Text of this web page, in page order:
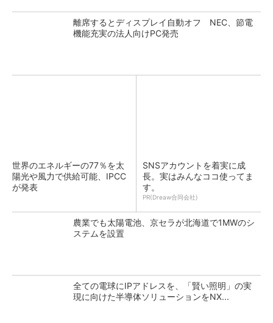
離席するとディスプレイ自動オフ NEC、節電
機能充実の法人向けPC発売
世界のエネルギーの77％を太
陽光や風力で供給可能、IPCC
が発表
SNSアカウントを着実に成
長。実はみんなココ使ってま
す。
PR(Dreaw合同会社)
農業でも太陽電池、京セラが北海道で1MWのシ
ステムを設置
全ての電球にIPアドレスを、「賢い照明」の実
現に向けた半導体ソリューションをNX...